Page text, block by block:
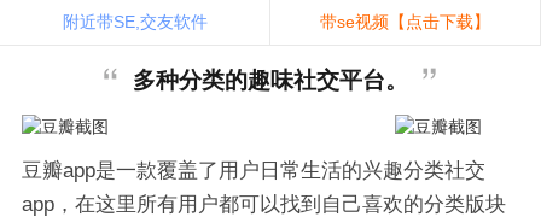
附近带SE,交友软件 带se视频【点击下载】
多种分类的趣味社交平台。
豆瓣app是一款覆盖了用户日常生活的兴趣分类社交
app，在这里所有用户都可以找到自己喜欢的分类版块